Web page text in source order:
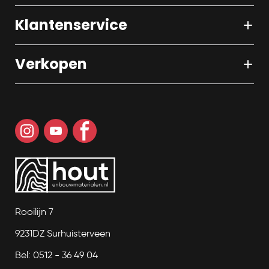
Klantenservice
Verkopen
Rooilijn 7
9231DZ Surhuisterveen
Bel: 0512 - 36 49 04